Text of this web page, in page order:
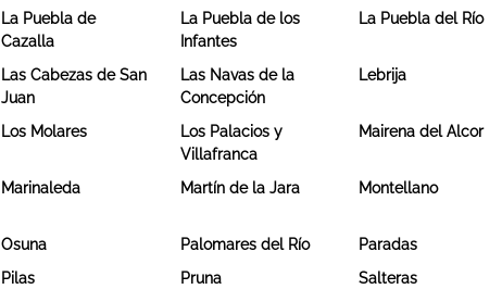
La Puebla de
Cazalla
La Puebla de los
Infantes
La Puebla del Río
Las Cabezas de San
Juan
Las Navas de la
Concepción
Lebrija
Los Molares
Los Palacios y
Villafranca
Mairena del Alcor
Marinaleda Martín de la Jara Montellano
Osuna Palomares del Río Paradas
Pilas Pruna Salteras